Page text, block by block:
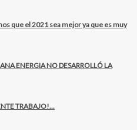
que el 2021 sea mejor ya que es muy
ENERGIA NO DESARROLLÓ LA
TRABAJO!...